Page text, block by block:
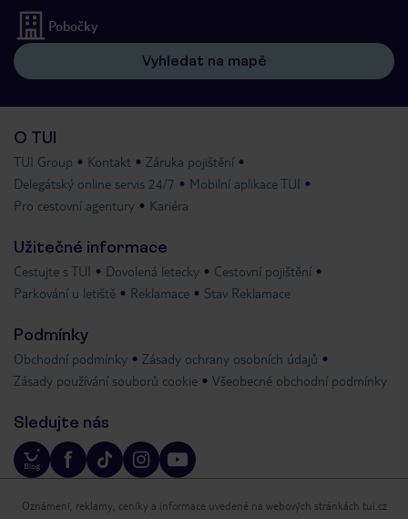
Pobočky
Vyhledat na mapě
O TUI
TUI Group Kontakt
Záruka pojištění
Delegátský online servis 24/7
Mobilní aplikace TUI
Pro cestovní agentury
Kariéra
Užitečné informace
Cestujte s TUI Dovolená letecky
Cestovní pojištění
Parkování u letiště
Reklamace Stav Reklamace
Podmínky
Obchodní podmínky
Zásady ochrany osobních údajů
Zásady používání souborů cookie
Všeobecné obchodní podmínky
Sledujte nás
Oznámení, reklamy, ceníky a informace uvedené na webových stránkách tui.cz